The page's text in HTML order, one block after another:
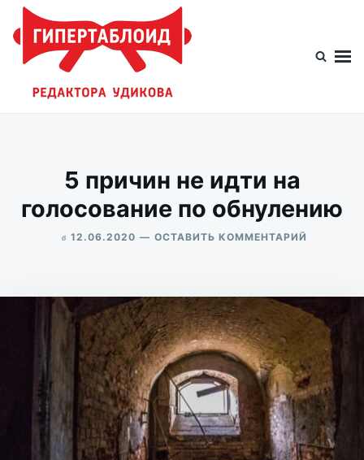
Перейти
содержимому
Искать:
5 причин не идти на
голосование по обнулению
в 12.06.2020 ОСТАВИТЬ КОММЕНТАРИЙ
ИДТИ
НА